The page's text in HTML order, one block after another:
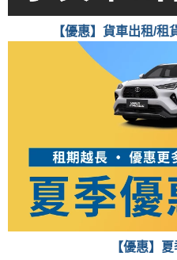
【優惠】貨車出租/
【優惠】